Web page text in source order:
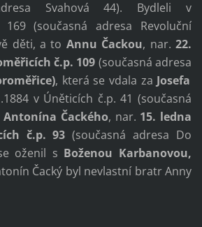
Svahová 44). Bydleli v
(současná adresa Revoluční
děti, a to Annu Čackou, nar.22.
č.p. 109 (současná adresa
, která se vdala za Josefa
v Úněticích č.p. 41 (současná
Antonína Čackého, nar. 15. ledna
č.p. 93 (současná adresa Do
oženil s Boženou Karbanovou,
Čacký byl nevlastní bratr Anny